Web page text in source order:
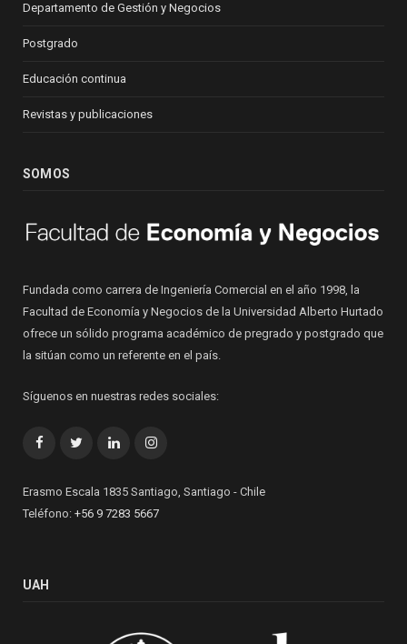
Departamento de Gestión y Negocios
Postgrado
Educación continua
Revistas y publicaciones
SOMOS
Fundada como carrera de Ingeniería Comercial en el año 1998, la
Facultad de Economía y Negocios de la Universidad Alberto Hurtado
ofrece un sólido programa académico de pregrado y postgrado que
la sitúan como un referente en el país.
Síguenos en nuestras redes sociales:
FacebookTwitterLinkedInInstagram
Erasmo Escala 1835 Santiago, Santiago - Chile
Teléfono: +56 9 7283 5667
UAH